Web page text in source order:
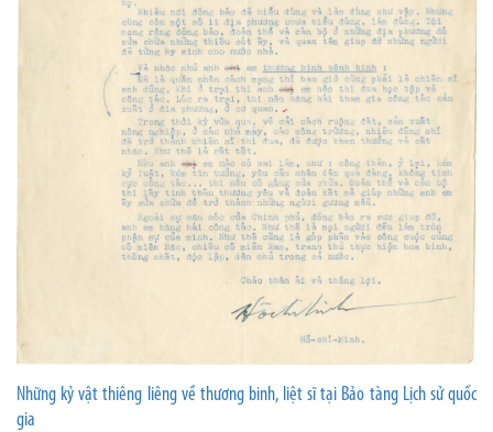
Những kỷ vật thiêng liêng về thương binh, liệt sĩ tại Bảo tàng Lịch sử quốc
gia